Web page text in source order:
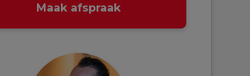
Maak afspraak